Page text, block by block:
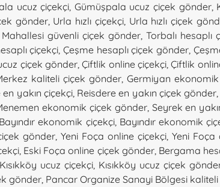
ucuz çiçekçi, Gümüşpala ucuz çiçek gönder,
gönder, Urla hızlı çiçekçi, Urla hızlı çiçek
güvenli çiçek gönder, Torbalı hesaplı
çiçekçi,Çeşme hesaplı çiçek gönder,
çiçek gönder,Çiftlik online çiçekçi,Çiftlik
kaliteli çiçek gönder,Germiyan
en yakın çiçekçi, Reisdere en yakın çiçek gönder,
ekonomik çiçek gönder, Seyrek en
Bayındır ekonomik çiçekçi, Bayındır ekonomik
gönder,Yeni Foça online çiçekçi,Yeni
, Eski Foça online çiçek gönder, Bergama
Kısıkköy ucuz çiçekçi, Kısıkköy ucuz çiçek
gönder, Pancar Organize Sanayi Bölgesi